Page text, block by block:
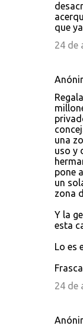
que
24 de
una
uso y
pone
un
zona
Y la
esta
Lo es
24 de